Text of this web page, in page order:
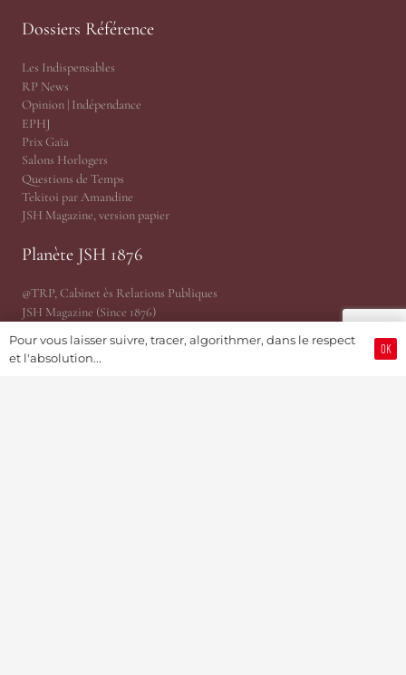
Dossiers Référence
Les Indispensables
RP News
Opinion | Indépendance
EPHJ
Prix Gaïa
Salons Horlogers
Questions de Temps
Tekitoi par Amandine
JSH Magazine, version papier
Planète JSH 1876
@TRP, Cabinet ès Relations Publiques
JSH Magazine (Since 1876)
ProWatCH Opérations
TàG Press +41, News Agency
Pour vous laisser suivre, tracer, algorithmer, dans le respect
et l'absolution...
OK